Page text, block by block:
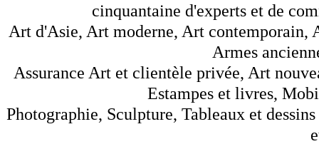
cinquantaine d'experts et de
Art d'Asie, Art moderne, Art contemporain,
Armes
Assurance Art et clientèle privée, Art
Estampes et livres,
Photographie, Sculpture, Tableaux et